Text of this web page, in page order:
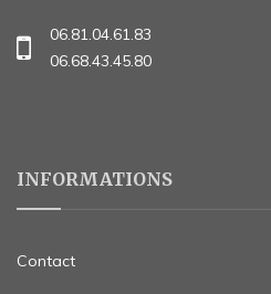
06.81.04.61.83
06.68.43.45.80
INFORMATIONS
Contact